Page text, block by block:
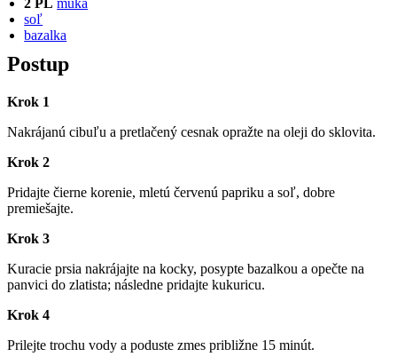
2 PL múka
soľ
bazalka
Postup
Krok 1
Nakrájanú cibuľu a pretlačený cesnak opražte na oleji do sklovita.
Krok 2
Pridajte čierne korenie, mletú červenú papriku a soľ, dobre
premiešajte.
Krok 3
Kuracie prsia nakrájajte na kocky, posypte bazalkou a opečte na
panvici do zlatista; následne pridajte kukuricu.
Krok 4
Prilejte trochu vody a poduste zmes približne 15 minút.